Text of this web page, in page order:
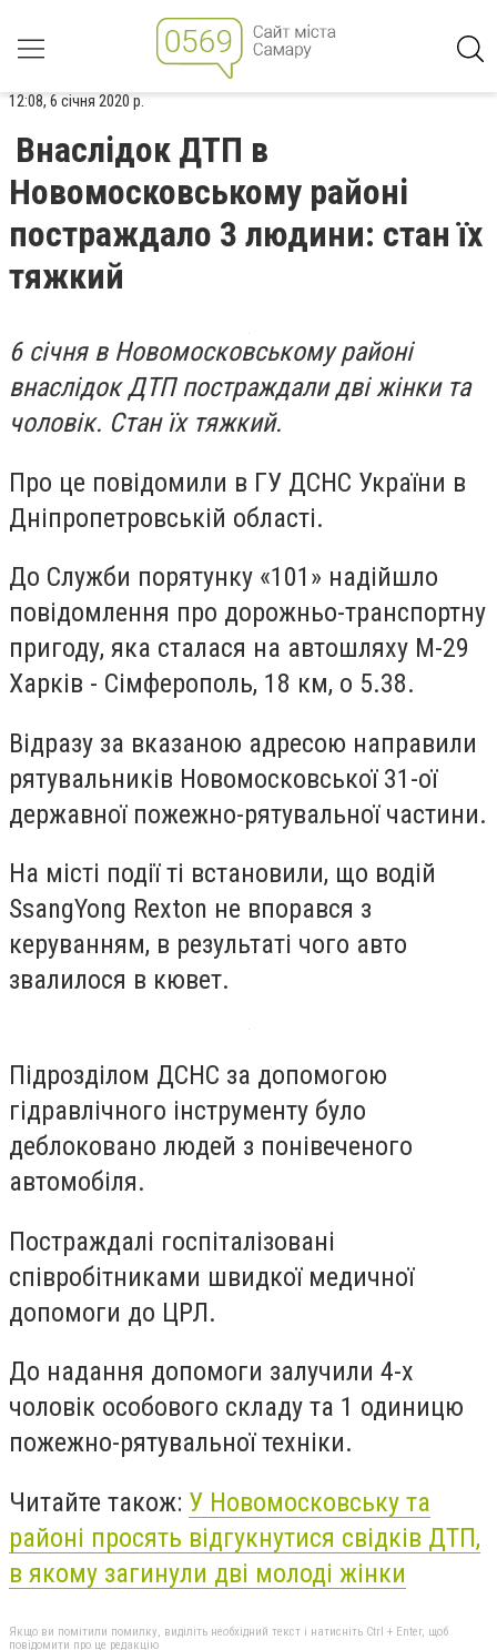
12:08, 6 січня 2020 р.
Внаслідок ДТП в
Новомосковському районі
постраждало 3 людини: стан їх
тяжкий
6 січня в Новомосковському районі
внаслідок ДТП постраждали дві жінки та
чоловік. Стан їх тяжкий.
Про це повідомили в ГУ ДСНС України в
Дніпропетровській області.
До Служби порятунку «101» надійшло
повідомлення про дорожньо-транспортну
пригоду, яка сталася на автошляху М-29
Харків - Сімферополь, 18 км, о 5.38.
Відразу за вказаною адресою направили
рятувальників Новомосковської 31-ої
державної пожежно-рятувальної частини.
На місті події ті встановили, що водій
SsangYong Rexton не впорався з
керуванням, в результаті чого авто
звалилося в кювет.
Підрозділом ДСНС за допомогою
гідравлічного інструменту було
деблоковано людей з понівеченого
автомобіля.
Постраждалі госпіталізовані
співробітниками швидкої медичної
допомоги до ЦРЛ.
До надання допомоги залучили 4-х
чоловік особового складу та 1 одиницю
пожежно-рятувальної техніки.
Читайте також: У Новомосковську та
районі просять відгукнутися свідків ДТП,
в якому загинули дві молоді жінки
Якщо ви помітили помилку, виділіть необхідний текст і натисніть Ctrl + Enter, щоб
повідомити про це редакцію